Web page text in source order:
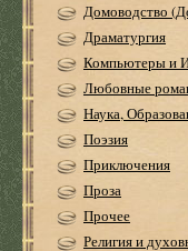
Домоводство
Драматургия
Компьютеры и
Любовные
Наука,
Поэзия
Приключения
Проза
Прочее
Религия и